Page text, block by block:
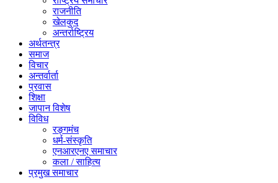
राजनीति
खेलकुद
अन्तर्राष्ट्रिय
अर्थतन्त्र
समाज
विचार
अन्तर्वार्ता
प्रवास
शिक्षा
जापान विशेष
विविध
रङ्गमंच
धर्म-संस्कृति
एनआरएनए समाचार
कला / साहित्य
प्रमुख समाचार